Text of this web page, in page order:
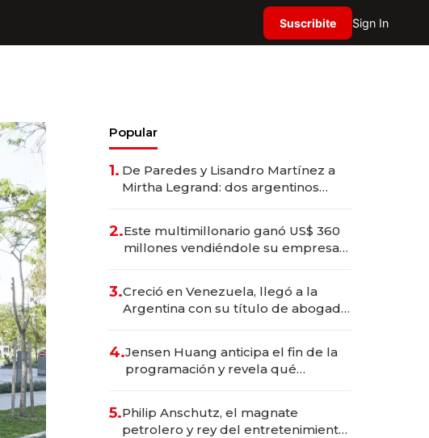
Suscribite Sign In
Popular
1. De Paredes y Lisandro Martínez a
Mirtha Legrand: dos argentinos
deportivo y el cuidado corporal
2.Este multimillonario ganó US$ 360
millones vendiéndole su empresa
3.Creció en Venezuela, llegó a la
Argentina con su título de abogado
marcas "fast premium"
4.Jensen Huang anticipa el fin de la
programación y revela qué
5.Philip Anschutz, el magnate
petrolero y rey del entretenimiento